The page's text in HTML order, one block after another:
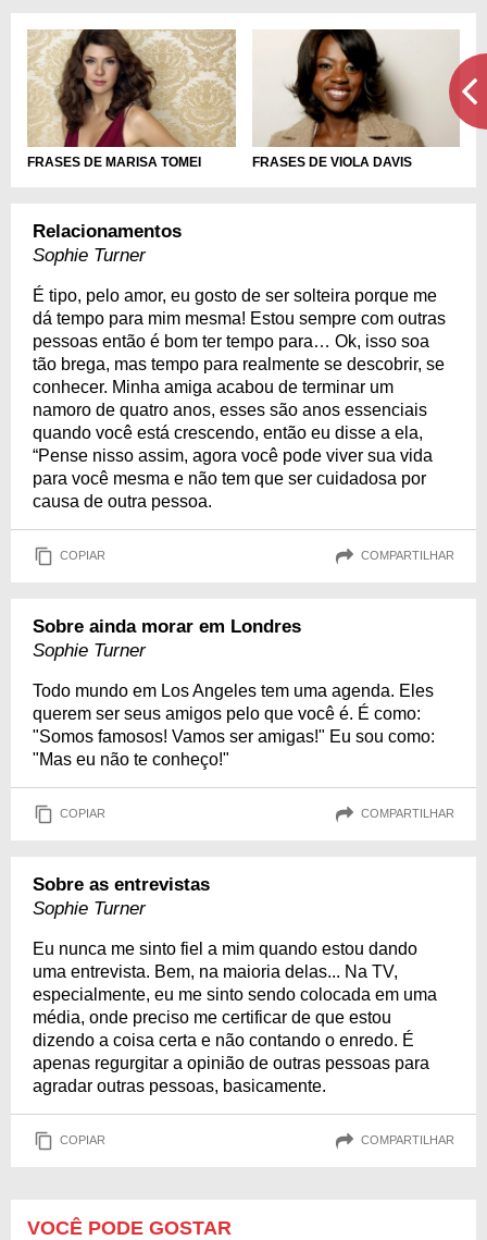
FRASES DE MARISA TOMEI FRASES DE VIOLA DAVIS
Relacionamentos
Sophie Turner
É tipo, pelo amor, eu gosto de ser solteira porque me
dá tempo para mim mesma! Estou sempre com outras
pessoas então é bom ter tempo para… Ok, isso soa
tão brega, mas tempo para realmente se descobrir, se
conhecer. Minha amiga acabou de terminar um
namoro de quatro anos, esses são anos essenciais
quando você está crescendo, então eu disse a ela,
“Pense nisso assim, agora você pode viver sua vida
para você mesma e não tem que ser cuidadosa por
causa de outra pessoa.
COPIAR COMPARTILHAR
Sobre ainda morar em Londres
Sophie Turner
Todo mundo em Los Angeles tem uma agenda. Eles
querem ser seus amigos pelo que você é. É como:
"Somos famosos! Vamos ser amigas!" Eu sou como:
"Mas eu não te conheço!"
COPIAR COMPARTILHAR
Sobre as entrevistas
Sophie Turner
Eu nunca me sinto fiel a mim quando estou dando
uma entrevista. Bem, na maioria delas... Na TV,
especialmente, eu me sinto sendo colocada em uma
média, onde preciso me certificar de que estou
dizendo a coisa certa e não contando o enredo. É
apenas regurgitar a opinião de outras pessoas para
agradar outras pessoas, basicamente.
COPIAR COMPARTILHAR
VOCÊ PODE GOSTAR